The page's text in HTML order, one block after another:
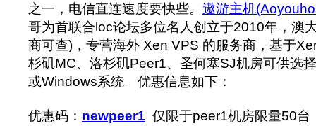
之一，电信直连速度要快些。 遨游主机
哥为首联合loc论坛多位名人创立于2010年，澳
商可查)，专营海外 Xen VPS 的服务商，基于
杉矶MC、洛杉矶Peer1、圣何塞SJ机房可供选
或Windows系统。优惠信息如下：
优惠码： newpeer1 仅限于peer1机房限量50台